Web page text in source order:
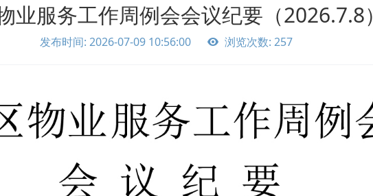
业服务工作周例会会议纪要（2026.7.8）
发布时间: 2026-07-09 10:56:00 浏览次数: 257